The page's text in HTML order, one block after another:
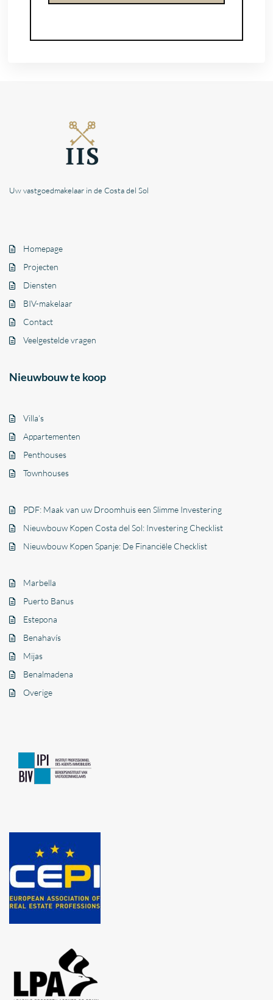
Uw vastgoedmakelaar in de Costa del Sol
Homepage
Projecten
Diensten
BIV-makelaar
Contact
Veelgestelde vragen
Nieuwbouw te koop
Villa’s
Appartementen
Penthouses
Townhouses
PDF: Maak van uw Droomhuis een Slimme Investering
Nieuwbouw Kopen Costa del Sol: Investering Checklist
Nieuwbouw Kopen Spanje: De Financiële Checklist
Marbella
Puerto Banus
Estepona
Benahavís
Mijas
Benalmadena
Overige